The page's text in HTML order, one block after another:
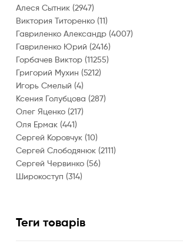
Алеся Сытник (2947)
Виктория Титоренко (11)
Гавриленко Александр (4007)
Гавриленко Юрий (2416)
Горбачев Виктор (11255)
Григорий Мухин (5212)
Игорь Смелый (4)
Ксения Голубцова (287)
Олег Яценко (217)
Оля Ермак (441)
Сергей Коровчук (10)
Сергей Слободянюк (2111)
Сергей Червинко (56)
Широкоступ (314)
Теги товарів